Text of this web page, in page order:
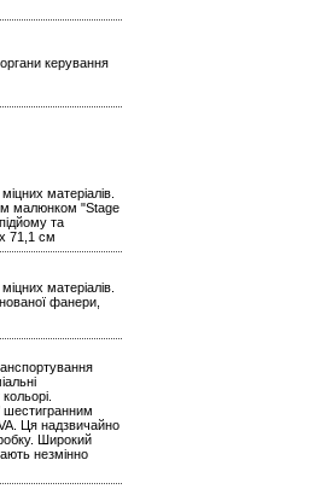
керування
матеріалів.
малюнком "Stage
та
71,1 см
матеріалів.
фанери,
шестигранним
Ця надзвичайно
Широкий
незмінно